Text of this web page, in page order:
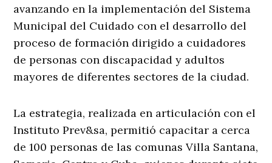
avanzando en la implementación del Sistema
Municipal del Cuidado con el desarrollo del
proceso de formación dirigido a cuidadores
de personas con discapacidad y adultos
mayores de diferentes sectores de la ciudad.
La estrategia, realizada en articulación con el
Instituto Prev&sa, permitió capacitar a cerca
de 100 personas de las comunas Villa Santana,